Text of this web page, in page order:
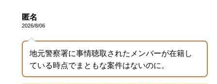
匿名
2026/8/06
地元警察署に事情聴取されたメンバーが在籍し
ている時点でまともな案件はないのに。